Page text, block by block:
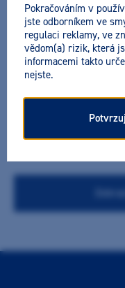
Ph.D., M.D.,
Wesołowski
0 AKCÍ
Pokračováním v
jste odborníkem ve
regulaci reklamy, ve
vědom(a) rizik, která
informacemi takto
nejste.